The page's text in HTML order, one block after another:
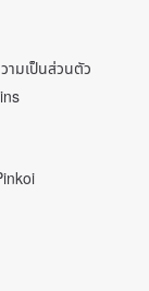
ามเป็นส่วนตัว